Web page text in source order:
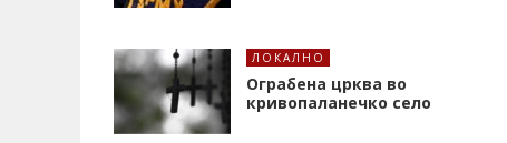
ЛОКАЛНО
Ограбена црква во
кривопаланечко село